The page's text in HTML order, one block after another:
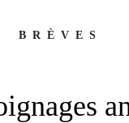
BRÈVES